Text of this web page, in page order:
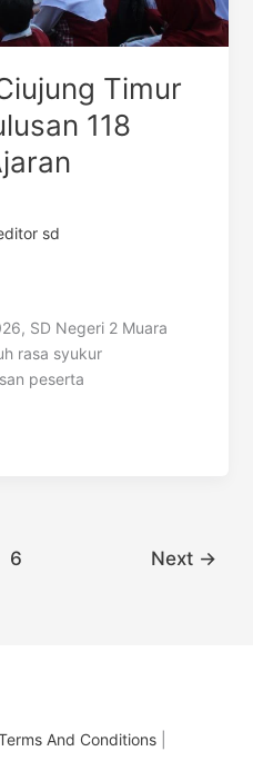
Timur
118
sd
SD Negeri 2 Muara
rasa syukur
peserta
6 Next →
And Conditions